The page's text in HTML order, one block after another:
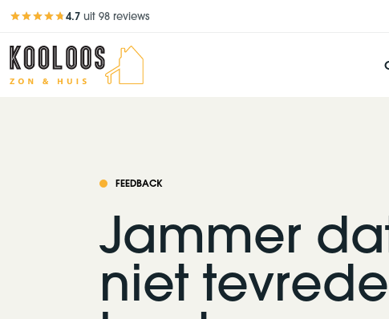
Beoordeling 4,7 van 5
4.7 uit 98 reviews
FEEDBACK
Jammer
niet